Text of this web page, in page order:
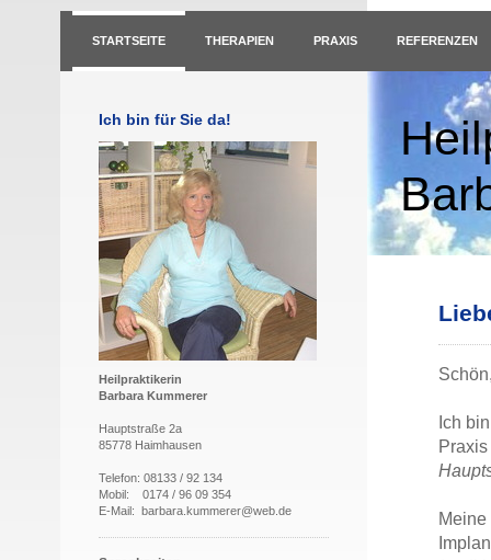
STARTSEITE THERAPIEN PRAXIS REFERENZEN
Ich bin für Sie da!
Heilpraktikerin
Barbara Kummerer
Hauptstraße 2a
85778 Haimhausen
Telefon: 08133 / 92 134
Mobil: 0174 / 96 09 354
E-Mail: barbara.kummerer@web.de
Ich
Meine